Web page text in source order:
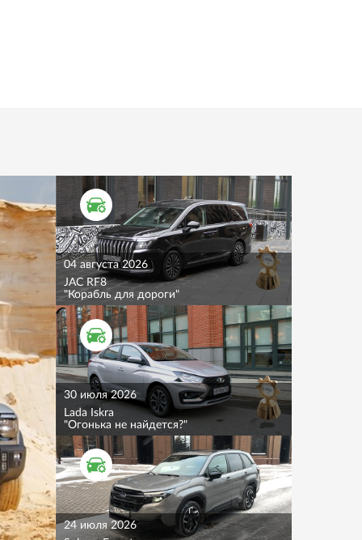
ТЕСТ ДРАЙВ
04 августа 2026
JAC RF8
"Корабль для дороги"
ТЕСТ ДРАЙВ
30 июля 2026
Lada Iskra
"Огонька не найдется?"
ТЕСТ ДРАЙВ
24 июля 2026